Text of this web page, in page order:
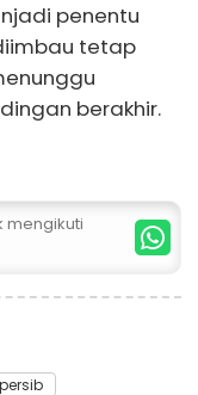
penentu
tetap
berakhir.
mengikuti
persib